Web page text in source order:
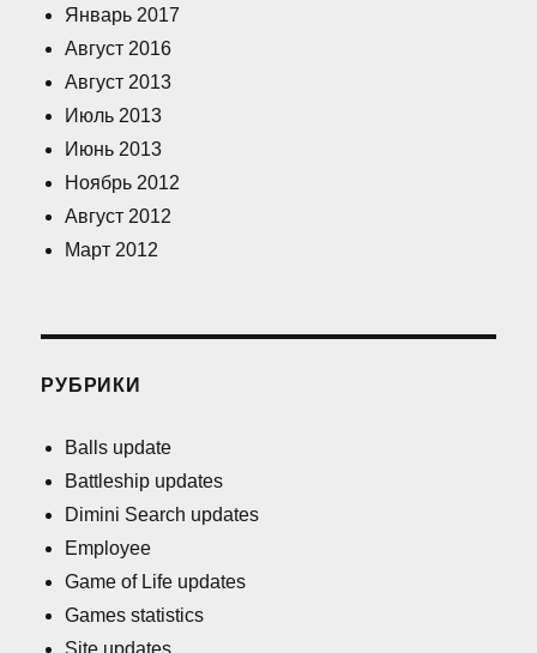
Январь 2017
Август 2016
Август 2013
Июль 2013
Июнь 2013
Ноябрь 2012
Август 2012
Март 2012
РУБРИКИ
Balls update
Battleship updates
Dimini Search updates
Employee
Game of Life updates
Games statistics
Site updates